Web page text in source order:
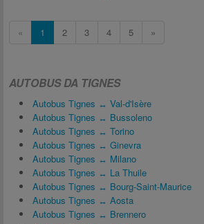
« 1 2 3 4 5 »
AUTOBUS DA TIGNES
Autobus Tignes ↔ Val-d'Isère
Autobus Tignes ↔ Bussoleno
Autobus Tignes ↔ Torino
Autobus Tignes ↔ Ginevra
Autobus Tignes ↔ Milano
Autobus Tignes ↔ La Thuile
Autobus Tignes ↔ Bourg-Saint-Maurice
Autobus Tignes ↔ Aosta
Autobus Tignes ↔ Brennero